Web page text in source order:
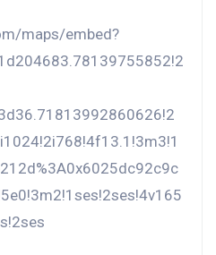
maps/embed?